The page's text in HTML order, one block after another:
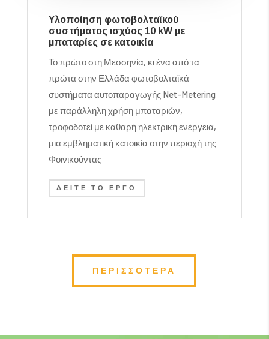
Υλοποίηση φωτοβολταϊκού
συστήματος ισχύος 10 kW με
μπαταρίες σε κατοικία
Το πρώτο στη Μεσσηνία, κι ένα από τα
πρώτα στην Ελλάδα φωτοβολταϊκά
συστήματα αυτοπαραγωγής Net-Metering
με παράλληλη χρήση μπαταριών,
τροφοδοτεί με καθαρή ηλεκτρική ενέργεια,
μια εμβληματική κατοικία στην περιοχή της
Φοινικούντας
ΔΕΊΤΕ ΤΟ ΈΡΓΟ
ΠΕΡΙΣΣΟΤΕΡΑ